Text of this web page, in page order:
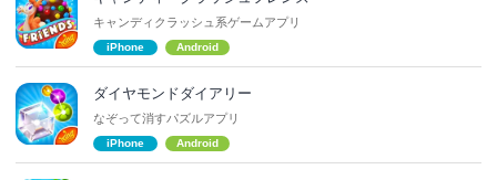
キャンディクラッシュ系ゲームアプリ
iPhone Android
ダイヤモンドダイアリー
なぞって消すパズルアプリ
iPhone Android